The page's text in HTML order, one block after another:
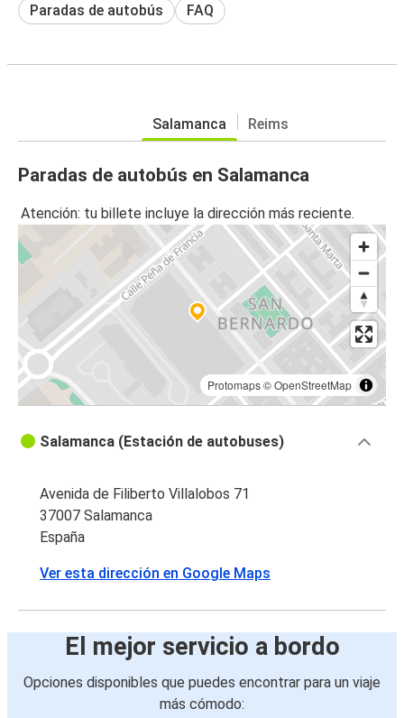
Paradas de autobús FAQ
Salamanca Reims
Paradas de autobús en Salamanca
Atención: tu billete incluye la dirección más reciente.
Protomaps©OpenStreetMap
Salamanca (Estación de autobuses)
Avenida de Filiberto Villalobos 71
37007 Salamanca
España
Ver esta dirección en Google Maps
El mejor servicio a bordo
Opciones disponibles que puedes encontrar para un viaje
más cómodo: